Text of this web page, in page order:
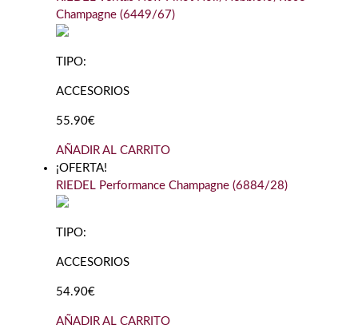
Champagne (6449/67)
TIPO:
ACCESORIOS
55.90€
AÑADIR AL CARRITO
¡OFERTA!
RIEDEL Performance Champagne (6884/28)
TIPO:
ACCESORIOS
54.90€
AÑADIR AL CARRITO